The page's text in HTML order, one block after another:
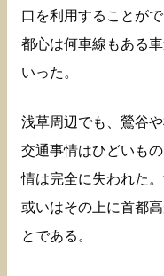
口を利用することが
都心は何車線もある
いった。
浅草周辺でも、鶯谷
交通事情はひどいも
情は完全に失われた
或いはその上に首都
とである。